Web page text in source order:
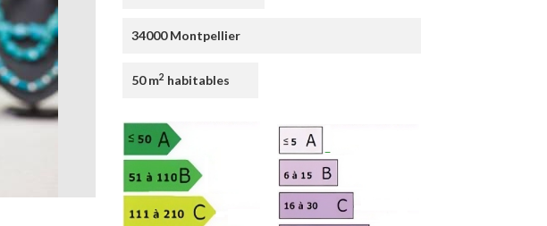
34000 Montpellier
50 m2 habitables